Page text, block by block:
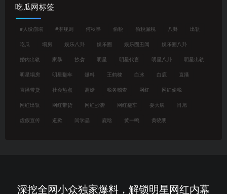
吃瓜网标签
#人设崩塌 #潜规则 何秋亊 偷税 偷税漏税 八卦 出轨
吃瓜 塌房 娱乐八卦 娱乐圈 娱乐圈丑闻 娱乐圈八卦
婚内出轨 家暴 抄袭 明星 明星代言 明星八卦 明星出轨
明星塌房 明星翻车 爆料 王鹤棣 白冰 白鹿 直播
直播带货 社会热点 离婚 税务稽查 网红 网红偷税
网红出轨 网红带货 网红抄袭 网红翻车 耍大牌 肖旭
虚假宣传 道歉 闫学晶 鹿晗 黄一鸣 黄晓明
深挖全网小众独家爆料，解锁明星网红内幕